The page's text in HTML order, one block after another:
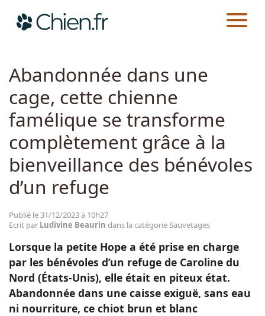
Races
Guides
CHIEN.FR ACTUALITÉS
Abandonnée dans une
cage, cette chienne
famélique se transforme
complètement grâce à la
bienveillance des bénévoles
d’un refuge
Publié le 31/12/2023 à 10h27
Ecrit par Ludivine Beaurin dans la catégorie Sauvetages
Lorsque la petite Hope a été prise en charge
par les bénévoles d’un refuge de Caroline du
Nord (États-Unis), elle était en piteux état.
Abandonnée dans une caisse exiguë, sans eau
ni nourriture, ce chiot brun et blanc